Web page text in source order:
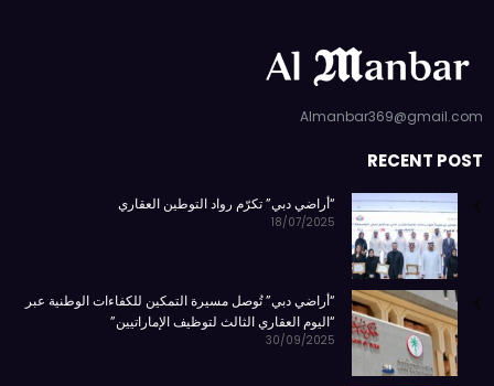
Almanbar369@gmail.com
RECENT POST
“أراضي دبي” تكرّم رواد التوطين العقاري
18/07/2025
“أراضي دبي” تُوصل مسيرة التمكين للكفاءات الوطنية عبر
“اليوم العقاري الثالث لتوظيف الإماراتيين”
30/09/2025